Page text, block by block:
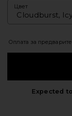
Цвет
Оплата за
Expected